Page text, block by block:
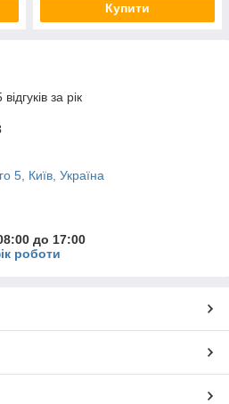
Купити
за рік
5, Київ, Україна
до 17:00
роботи